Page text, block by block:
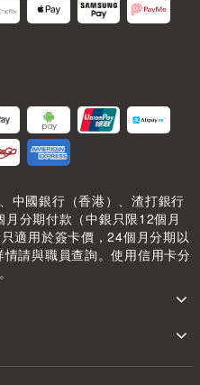
中國銀行（香港）、渣打銀行
分期付款（中銀只限12個月
適用於簽卡價，24個月分期以
請與職員查詢。使用信用卡分